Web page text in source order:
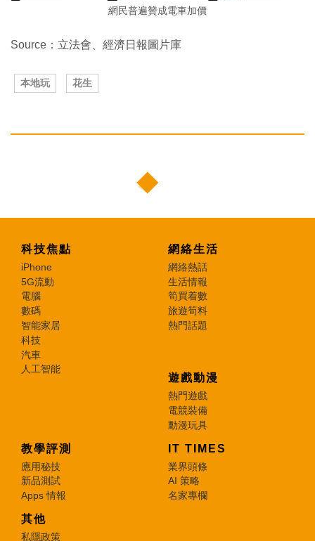
網民普遍贊成電車加價
Source：立法會、經濟日報圖片庫
本地玩 花生
科技焦點
iPhone
5G流動
電腦
數碼
智能家居
科技
汽車
人工智能
網絡生活
網絡熱話
生活情報
筍買着數
旅遊筍料
熱門話題
遊戲動漫
熱門遊戲
電競裝備
動漫玩具
教學評測
應用秘技
新品測試
Apps 情報
IT TIMES
業界頭條
AI 策略
名家專欄
其他
私隱政策